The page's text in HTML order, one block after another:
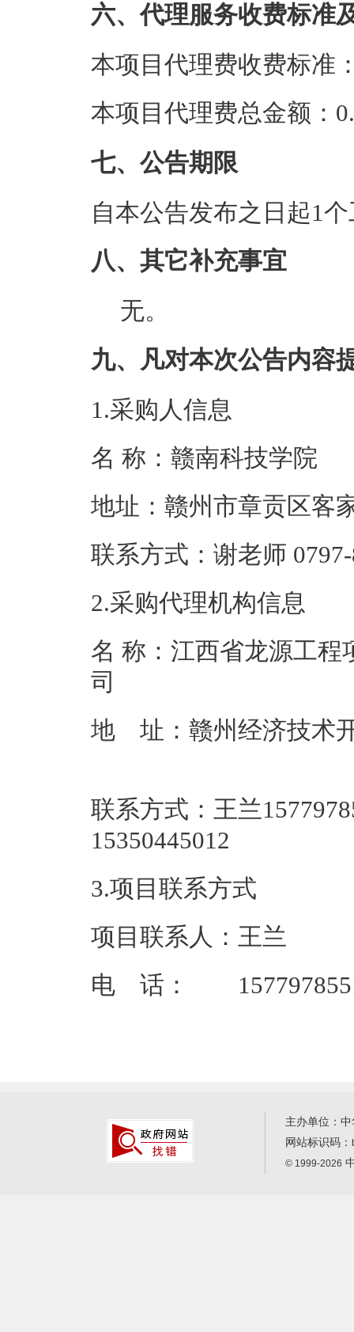
六、代理服务收费标准
本项目代理费收费标准
本项目代理费总金额：
七、公告期限
自本公告发布之日起1
八、其它补充事宜
无。
九、凡对本次公告内容
1.采购人信息
名 称：赣南科
地址：赣州市
联系方式：谢老
2.采购代理机构信息
名 称：江西省龙源工程
地 址：赣州经济技术
联系方式：王兰
3.项目联系方式
项目联系人：王兰
电 话：
主办单位：
网站标识码：
© 1999-2026